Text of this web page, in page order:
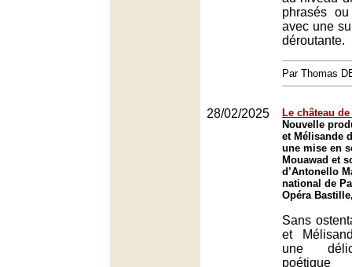
phrasés
avec une
déroutante.
Par Thomas
28/02/2025
Le château
Nouvelle
et Mélisande
une mise en
Mouawad et
d’Antonello
national de
Opéra
Sans
et
une